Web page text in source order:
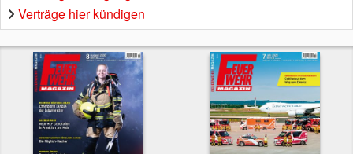
Verträge hier kündigen